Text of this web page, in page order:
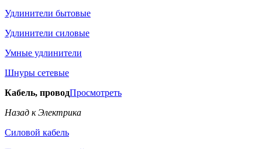
Удлинители бытовые
Удлинители силовые
Умные удлинители
Шнуры сетевые
Кабель, проводПросмотреть
Назад к Электрика
Силовой кабель